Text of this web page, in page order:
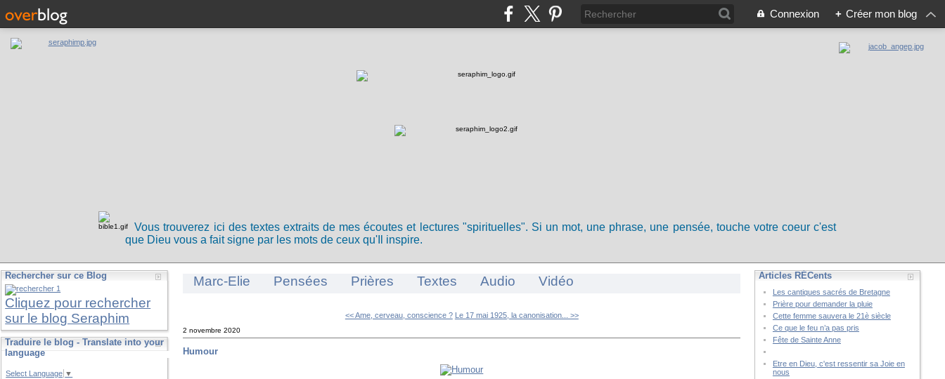
Connexion + Créer mon blog
Vous trouverez ici des textes extraits de mes écoutes et lectures "spirituelles". Si un mot, une phrase, une pensée, touche votre coeur c'est
que Dieu vous a fait signe par les mots de ceux qu'Il inspire.
Rechercher sur ce Blog
Cliquez pour rechercher
sur le blog Seraphim
Traduire le blog - Translate into your
language
Select Language ▼
Marc-Elie Pensées Prières Textes Audio Vidéo
<< Ame, cerveau, conscience ? Le 17 mai 1925, la canonisation... >>
2 novembre 2020
Humour
Articles RÉCents
Les cantiques sacrés de Bretagne
Prière pour demander la pluie
Cette femme sauvera le 21è siècle
Ce que le feu n’a pas pris
Fête de Sainte Anne
Etre en Dieu, c'est ressentir sa Joie en
nous